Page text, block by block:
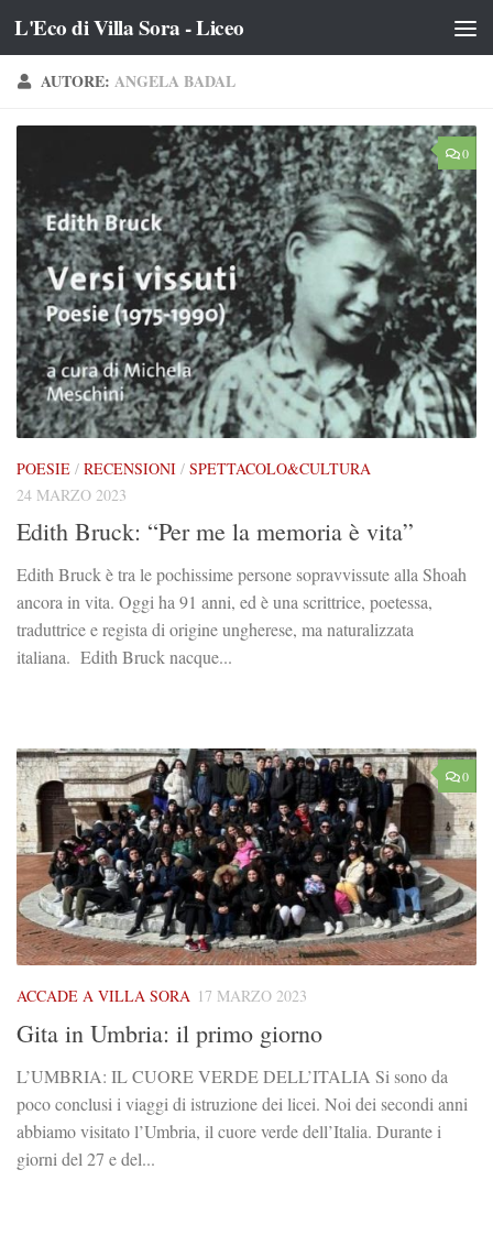
Salta al contenuto
L'Eco di Villa Sora - Liceo
AUTORE: ANGELA BADAL
0
POESIE / RECENSIONI / SPETTACOLO&CULTURA
24 MARZO 2023
Edith Bruck: “Per me la memoria è vita”
Edith Bruck è tra le pochissime persone sopravvissute alla Shoah
ancora in vita. Oggi ha 91 anni, ed è una scrittrice, poetessa,
traduttrice e regista di origine ungherese, ma naturalizzata
italiana. Edith Bruck nacque...
0
ACCADE A VILLA SORA 17 MARZO 2023
Gita in Umbria: il primo giorno
L’UMBRIA: IL CUORE VERDE DELL’ITALIA Si sono da
poco conclusi i viaggi di istruzione dei licei. Noi dei secondi anni
abbiamo visitato l’Umbria, il cuore verde dell’Italia. Durante i
giorni del 27 e del...